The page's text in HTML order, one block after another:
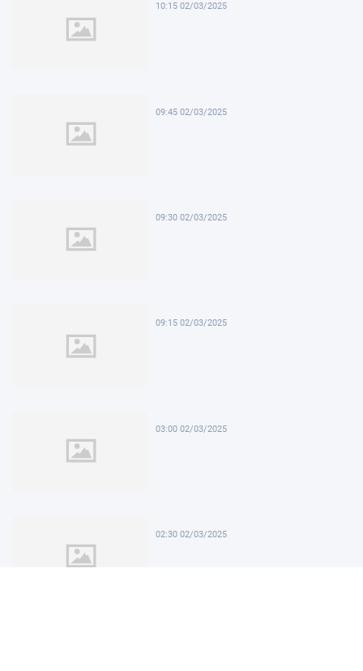
10:15 02/03/2025
09:45 02/03/2025
09:30 02/03/2025
09:15 02/03/2025
03:00 02/03/2025
02:30 02/03/2025